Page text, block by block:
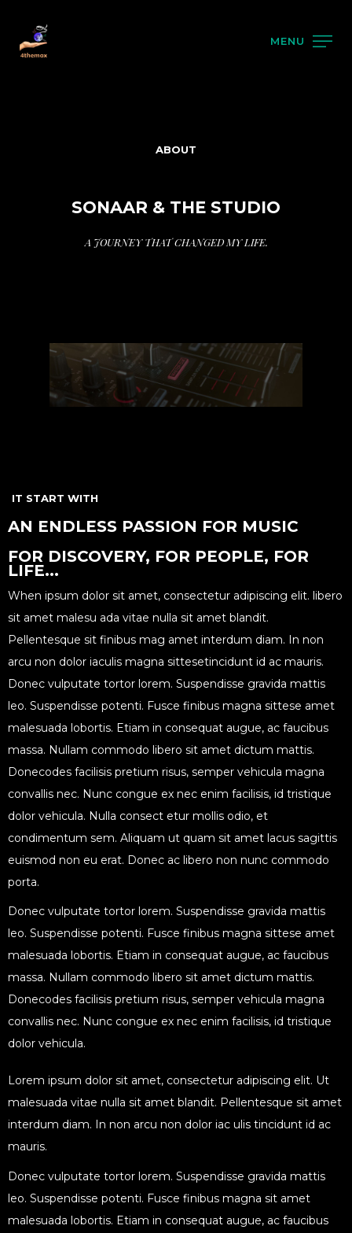
MENU
ABOUT
SONAAR & THE STUDIO
A JOURNEY THAT CHANGED MY LIFE.
IT START WITH
AN ENDLESS PASSION FOR MUSIC
FOR DISCOVERY, FOR PEOPLE, FOR
LIFE...
When ipsum dolor sit amet, consectetur adipiscing elit. libero
sit amet malesu ada vitae nulla sit amet blandit.
Pellentesque sit finibus mag amet interdum diam. In non
arcu non dolor iaculis magna sittesetincidunt id ac mauris.
Donec vulputate tortor lorem. Suspendisse gravida mattis
leo. Suspendisse potenti. Fusce finibus magna sittese amet
malesuada lobortis. Etiam in consequat augue, ac faucibus
massa. Nullam commodo libero sit amet dictum mattis.
Donecodes facilisis pretium risus, semper vehicula magna
convallis nec. Nunc congue ex nec enim facilisis, id tristique
dolor vehicula. Nulla consect etur mollis odio, et
condimentum sem. Aliquam ut quam sit amet lacus sagittis
euismod non eu erat. Donec ac libero non nunc commodo
porta.
Donec vulputate tortor lorem. Suspendisse gravida mattis
leo. Suspendisse potenti. Fusce finibus magna sittese amet
malesuada lobortis. Etiam in consequat augue, ac faucibus
massa. Nullam commodo libero sit amet dictum mattis.
Donecodes facilisis pretium risus, semper vehicula magna
convallis nec. Nunc congue ex nec enim facilisis, id tristique
dolor vehicula.
Lorem ipsum dolor sit amet, consectetur adipiscing elit. Ut
malesuada vitae nulla sit amet blandit. Pellentesque sit amet
interdum diam. In non arcu non dolor iac ulis tincidunt id ac
mauris.
Donec vulputate tortor lorem. Suspendisse gravida mattis
leo. Suspendisse potenti. Fusce finibus magna sit amet
malesuada lobortis. Etiam in consequat augue, ac faucibus